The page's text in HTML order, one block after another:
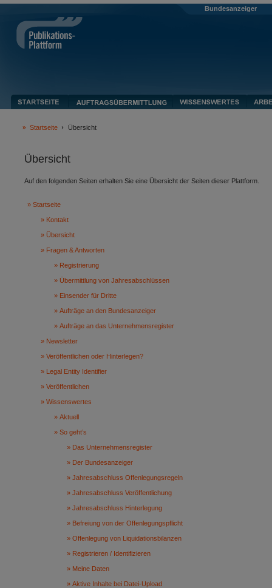
Bundesanzeiger
Startseite Übersicht
Übersicht
Auf den folgenden Seiten erhalten Sie eine Übersicht der Seiten dieser Plattform.
Startseite
Kontakt
Übersicht
Fragen & Antworten
Registrierung
Übermittlung von Jahresabschlüssen
Einsender für Dritte
Aufträge an den Bundesanzeiger
Aufträge an das Unternehmensregister
Newsletter
Veröffentlichen oder Hinterlegen?
Legal Entity Identifier
Veröffentlichen
Wissenswertes
Aktuell
So geht’s
Das Unternehmensregister
Der Bundesanzeiger
Jahresabschluss Offenlegungsregeln
Jahresabschluss Veröffentlichung
Jahresabschluss Hinterlegung
Befreiung von der Offenlegungspflicht
Offenlegung von Liquidationsbilanzen
Registrieren / Identifizieren
Meine Daten
Aktive Inhalte bei Datei-Upload